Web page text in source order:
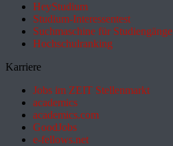
HeyStudium
Studium-Interessentest
Suchmaschine für Studiengänge
Hochschulranking
Karriere
Jobs im ZEIT Stellenmarkt
academics
academics.com
GoodJobs
e-fellows.net